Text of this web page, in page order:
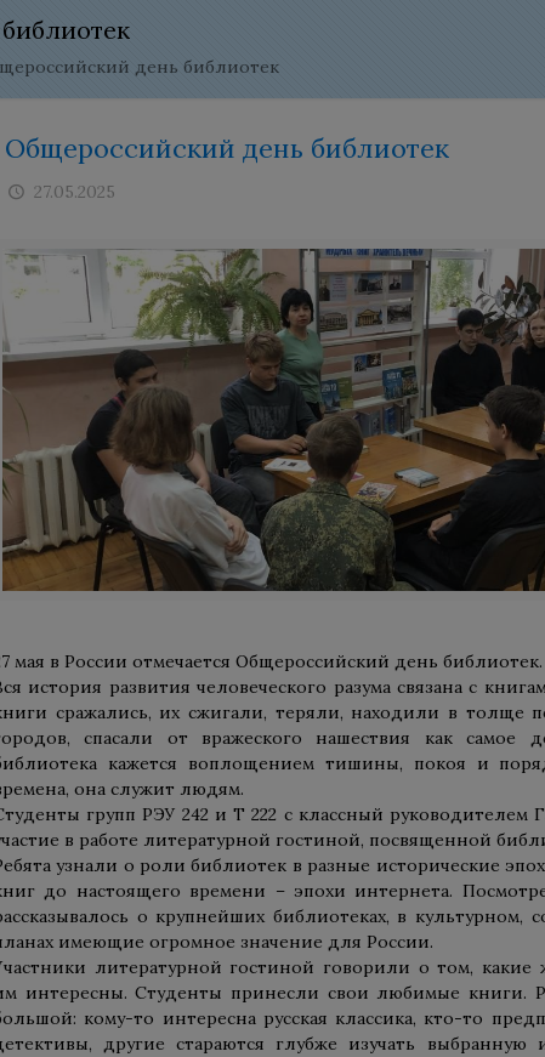
день библиотек
Общероссийский день библиотек
27.05.2025
мая в России отмечается Общероссийский день библиотек.
история развития человеческого разума связана с
сражались, их сжигали, теряли, находили в толще
спасали от вражеского нашествия как самое
кажется воплощением тишины, покоя и
она служит людям.
групп РЭУ 242 и Т 222 с классный руководителем
в работе литературной гостиной, посвященной
узнали о роли библиотек в разные исторические
до настоящего времени – эпохи интернета.
о крупнейших библиотеках, в культурном,
имеющие огромное значение для России.
литературной гостиной говорили о том,
интересны. Студенты принесли свои любимые книги.
кому-то интересна русская классика, кто-то
другие стараются глубже изучать выбранную